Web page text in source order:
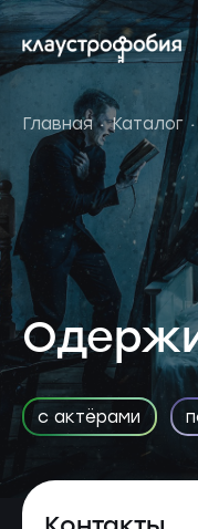
Главная Каталог
с актёрами